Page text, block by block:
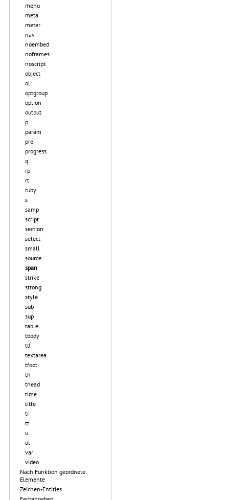
menu
meta
meter
nav
noembed
noframes
noscript
object
ol
optgroup
option
output
p
param
pre
progress
q
rp
rt
ruby
s
samp
script
section
select
small
source
span
strike
strong
style
sub
sup
table
tbody
td
textarea
tfoot
th
thead
time
title
tr
tt
u
ul
var
video
Nach Funktion geordnete
Elemente
Zeichen-Entities